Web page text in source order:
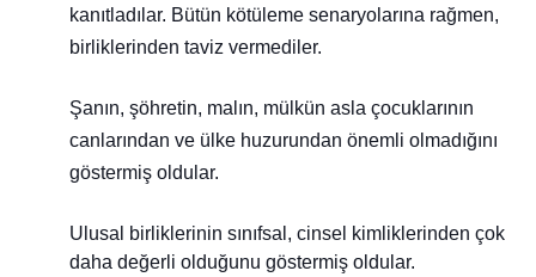
kanıtladılar. Bütün kötüleme senaryolarına rağmen,
birliklerinden taviz vermediler.
Şanın, şöhretin, malın, mülkün asla çocuklarının
canlarından ve ülke huzurundan önemli olmadığını
göstermiş oldular.
Ulusal birliklerinin sınıfsal, cinsel kimliklerinden çok
daha değerli olduğunu göstermiş oldular.